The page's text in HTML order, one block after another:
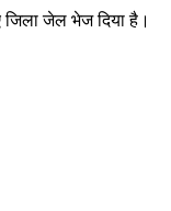
जिला जेल भेज दिया है।